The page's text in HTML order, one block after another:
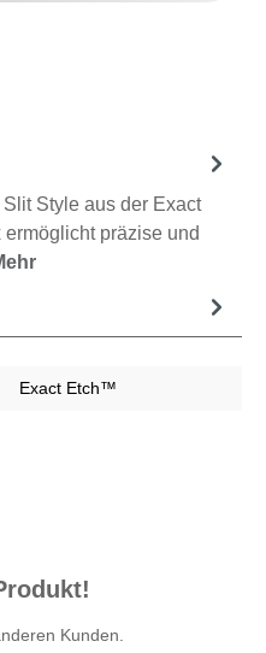
Style aus der Exact
präzise und
Exact Etch™
von 5 Sternen
Kunden.